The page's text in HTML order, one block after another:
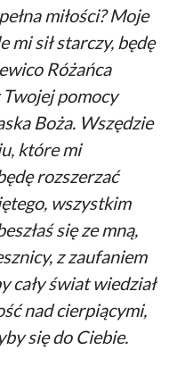
miłości? Moje
mi sił starczy, będę
Różańca
pomocy
Boża. Wszędzie
które mi
rozszerzać
wszystkim
się ze mną,
z zaufaniem
cały świat wiedział
nad cierpiącymi,
się do Ciebie.